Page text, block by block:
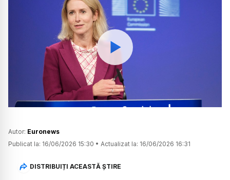
Watch
Autor: Euronews
Publicat la: 16/06/2026 15:30 • Actualizat la: 16/06/2026 16:31
DISTRIBUIȚI ACEASTĂ ȘTIRE